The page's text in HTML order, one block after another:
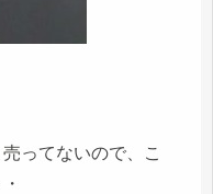
ってないので、こ